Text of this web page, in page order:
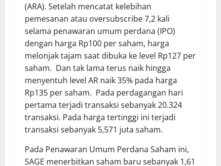
(ARA). Setelah mencatat kelebihan
pemesanan atau oversubscribe 7,2 kali
selama penawaran umum perdana (IPO)
dengan harga Rp100 per saham, harga
melonjak tajam saat dibuka ke level Rp127 per
saham. Dan tak lama terus naik hingga
menyentuh level AR naik 35% pada harga
Rp135 per saham. Pada perdagangan hari
pertama terjadi transaksi sebanyak 20.324
transaksi. Pada harga tertinggi ini terjadi
transaksi sebanyak 5,571 juta saham.
Pada Penawaran Umum Perdana Saham ini,
SAGE menerbitkan saham baru sebanyak 1,61